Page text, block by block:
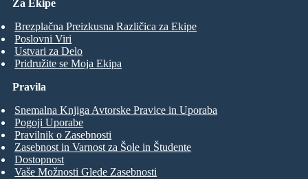
Za Ekipe
Brezplačna Preizkusna Različica za Ekipe
Poslovni Viri
Ustvari za Delo
Pridružite se Moja Ekipa
Pravila
Snemalna Knjiga Avtorske Pravice in Uporaba
Pogoji Uporabe
Pravilnik o Zasebnosti
Zasebnost in Varnost za Šole in Študente
Dostopnost
Vaše Možnosti Glede Zasebnosti